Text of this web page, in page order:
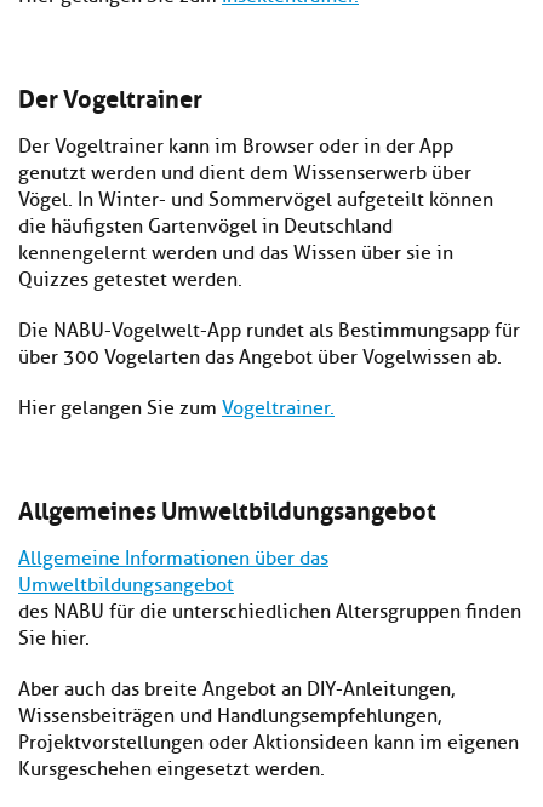
Der Vogeltrainer
Der Vogeltrainer kann im Browser oder in der App
genutzt werden und dient dem Wissenserwerb über
Vögel. In Winter- und Sommervögel aufgeteilt können
die häufigsten Gartenvögel in Deutschland
kennengelernt werden und das Wissen über sie in
Quizzes getestet werden.
Die NABU-Vogelwelt-App rundet als Bestimmungsapp für
über 300 Vogelarten das Angebot über Vogelwissen ab.
Hier gelangen Sie zum Vogeltrainer.
Allgemeines Umweltbildungsangebot
Allgemeine Informationen über das
Umweltbildungsangebot
des NABU für die unterschiedlichen Altersgruppen finden
Sie hier.
Aber auch das breite Angebot an DIY-Anleitungen,
Wissensbeiträgen und Handlungsempfehlungen,
Projektvorstellungen oder Aktionsideen kann im eigenen
Kursgeschehen eingesetzt werden.